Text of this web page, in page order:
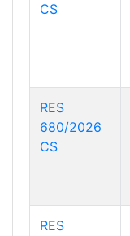
CS
RES
680/2026
CS
RES